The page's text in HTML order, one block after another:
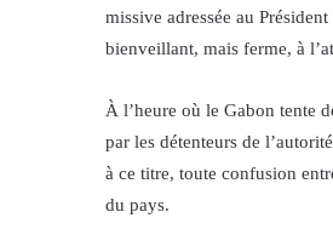
missive adressée au
bienveillant, mais ferme, à
À l’heure où le Gabon tente
par les détenteurs de
à ce titre, toute confusion
du pays.